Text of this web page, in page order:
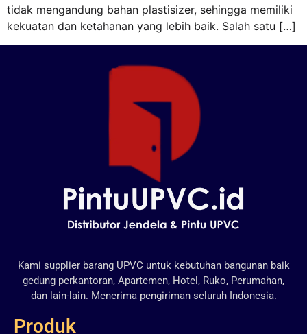
tidak mengandung bahan plastisizer, sehingga memiliki
kekuatan dan ketahanan yang lebih baik. Salah satu […]
Kami supplier barang UPVC untuk kebutuhan bangunan baik
gedung perkantoran, Apartemen, Hotel, Ruko, Perumahan,
dan lain-lain. Menerima pengiriman seluruh Indonesia.
Produk